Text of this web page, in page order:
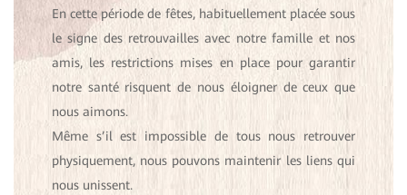
En cette période de fêtes, habituellement placée sous
le signe des retrouvailles avec notre famille et nos
amis, les restrictions mises en place pour garantir
notre santé risquent de nous éloigner de ceux que
nous aimons.
Même s’il est impossible de tous nous retrouver
physiquement, nous pouvons maintenir les liens qui
nous unissent.